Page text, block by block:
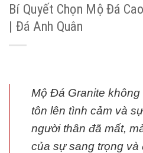
Bí Quyết Chọn Mộ Đá
| Đá Anh Quân
Mộ Đá Granite không
tôn lên tình cảm và
người thân đã mất,
của sự sang trọng và